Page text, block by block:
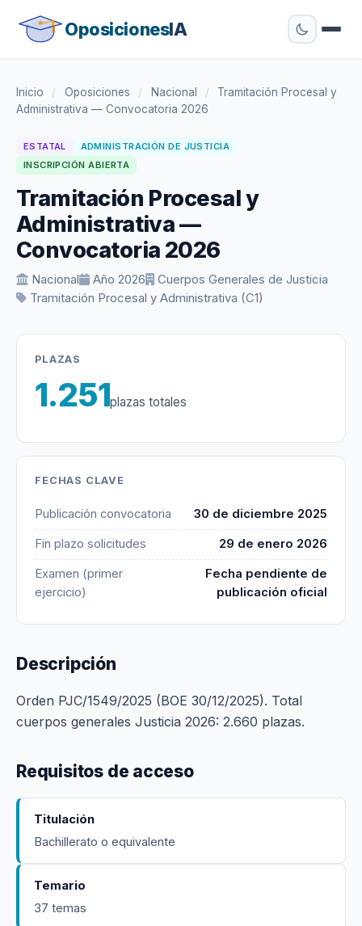
OposicionesIA
Inicio / Oposiciones / Nacional /
Tramitación Procesal y
Administrativa — Convocatoria 2026
ESTATAL
ADMINISTRACIÓN DE JUSTICIA
INSCRIPCIÓN ABIERTA
Tramitación Procesal y
Administrativa —
Convocatoria 2026
Nacional Año 2026
Cuerpos Generales de Justicia
Tramitación Procesal y Administrativa (C1)
PLAZAS
1.251plazas totales
FECHAS CLAVE
Publicación convocatoria 30 de diciembre 2025
Fin plazo solicitudes 29 de enero 2026
Examen (primer
ejercicio)
Fecha pendiente de
publicación oficial
Descripción
Orden PJC/1549/2025 (BOE 30/12/2025). Total
cuerpos generales Justicia 2026: 2.660 plazas.
Requisitos de acceso
Titulación
Bachillerato o equivalente
Temario
37 temas